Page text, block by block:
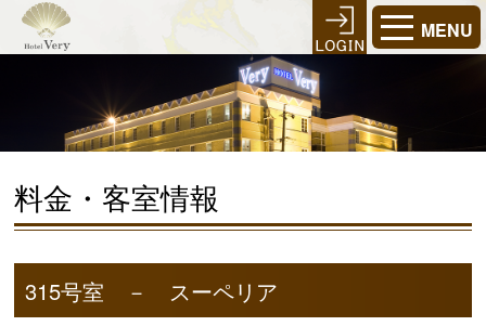
MENU
料金・客室情報
315号室 － スーペリア